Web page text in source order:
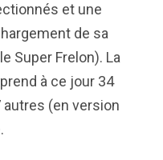
et une
de sa
Super Frelon). La
à ce jour 34
autres (en version